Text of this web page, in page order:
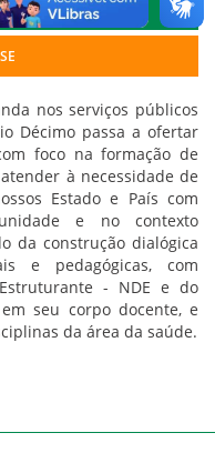
nos serviços públicos
Décimo passa a ofertar
foco na formação de
à necessidade de
Estado e País com
e no contexto
da construção dialógica
e pedagógicas, com
- NDE e do
seu corpo docente, e
da área da saúde.